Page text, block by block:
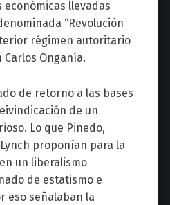
llevadas
“Revolución
régimen autoritario
Carlos Onganía.
de retorno a las bases
de un
Lo que Pinedo,
proponían para la
un liberalismo
de estatismo e
eso señalaban la